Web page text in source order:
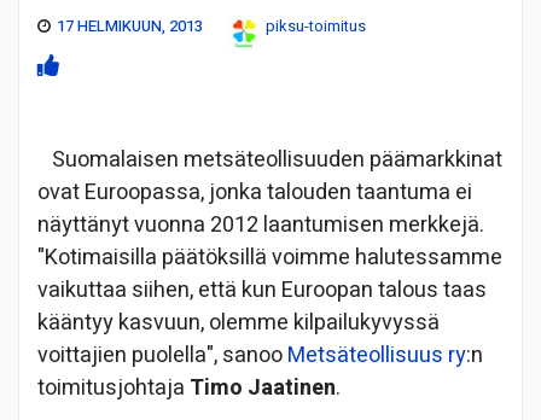
17 HELMIKUUN, 2013 piksu-toimitus
Suomalaisen metsäteollisuuden päämarkkinat
ovat Euroopassa, jonka talouden taantuma ei
näyttänyt vuonna 2012 laantumisen merkkejä.
"Kotimaisilla päätöksillä voimme halutessamme
vaikuttaa siihen, että kun Euroopan talous taas
kääntyy kasvuun, olemme kilpailukyvyssä
voittajien puolella", sanooMetsäteollisuus ry:n
toimitusjohtaja Timo Jaatinen.